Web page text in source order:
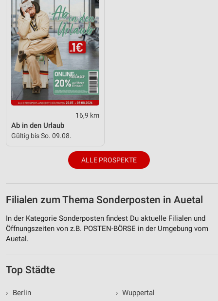
16,9 km
Ab in den Urlaub
Gültig bis So. 09.08.
ALLE PROSPEKTE
Filialen zum Thema Sonderposten in Auetal
In der Kategorie Sonderposten findest Du aktuelle Filialen und
Öffnungszeiten von z.B. POSTEN-BÖRSE in der Umgebung vom
Auetal.
Top Städte
›
Berlin
› Wuppertal